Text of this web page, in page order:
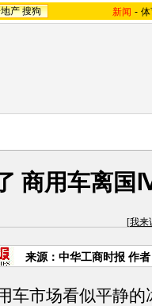
产 搜狗 新闻 -
商用车离国
[我来
来源：中华工商时报 作
市场看似平静的